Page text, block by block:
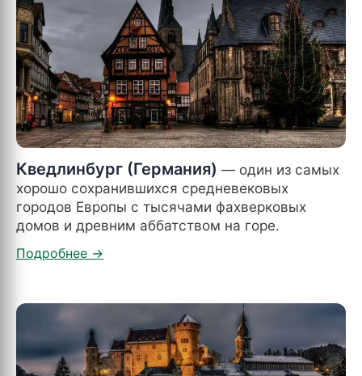
Кведлинбург (Германия) — один из самых
хорошо сохранившихся средневековых
городов Европы с тысячами фахверковых
домов и древним аббатством на горе.